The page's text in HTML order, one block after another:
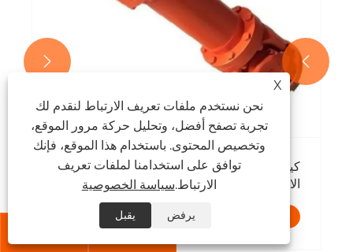


X
نحن نستخدم ملفات تعريف الارتباط لنقدم لك
تجربة تصفح أفضل، وتحليل حركة مرور الموقع،
وتخصيص المحتوى. باستخدام هذا الموقع، فإنك
توافق على استخدامنا لملفات تعريف
الارتباط.سياسة الخصوصية
يرفض يقبل